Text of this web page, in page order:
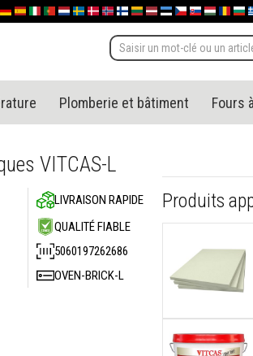
(UK)
Deutschland
España
ItaliaPortugal
Nederland
Sverige
Danmark
NorgeSuomiLietuva
LatvijaEestiČeskoSlovensko
Plomberie et bâtiment Fours
VITCAS-L
LIVRAISON RAPIDE
QUALITÉ FIABLE
5060197262686
OVEN-BRICK-L
Produits